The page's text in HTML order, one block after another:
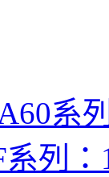
系
列：